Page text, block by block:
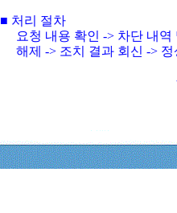
■ 처리 절차
요청 내용 확인 -> 차단 내
해제 -> 조치 결과 회신 ->